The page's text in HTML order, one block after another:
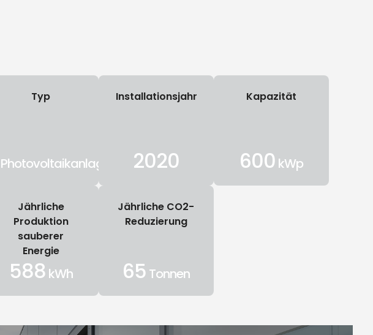
Typ
Photovoltaikanlage
Installationsjahr
2020
Kapazität
600kWp
Jährliche
Produktion
sauberer
Energie
588kWh
Jährliche CO2-
Reduzierung
65Tonnen